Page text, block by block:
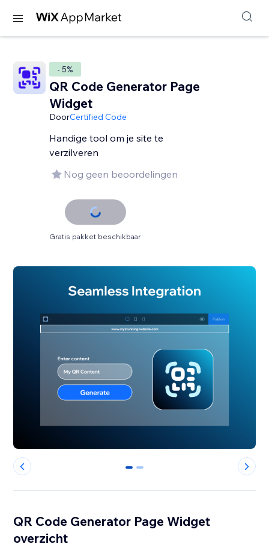
- 5%
QR Code Generator Page
Widget
DoorCertified Code
Handige tool om je site te
verzilveren
Nog geen beoordelingen
Gratis pakket beschikbaar
0 1
QR Code Generator Page Widget
overzicht